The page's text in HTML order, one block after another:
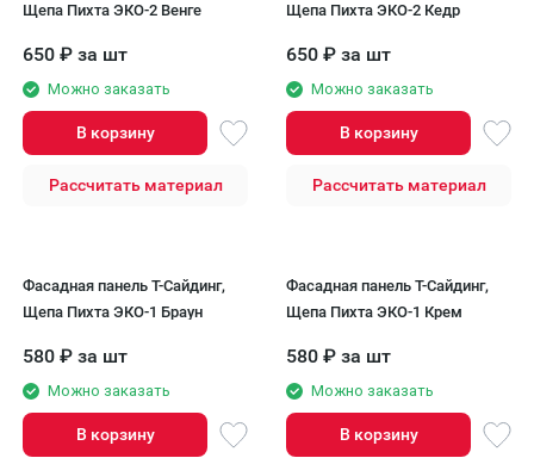
Щепа Пихта ЭКО-2 Венге
650 ₽ за шт
Можно заказать
В корзину
Рассчитать материал
Щепа Пихта ЭКО-2 Кедр
650 ₽ за шт
Можно заказать
В корзину
Рассчитать материал
Фасадная панель T-Сайдинг,
Щепа Пихта ЭКО-1 Браун
580 ₽ за шт
Можно заказать
В корзину
Фасадная панель T-Сайдинг,
Щепа Пихта ЭКО-1 Крем
580 ₽ за шт
Можно заказать
В корзину